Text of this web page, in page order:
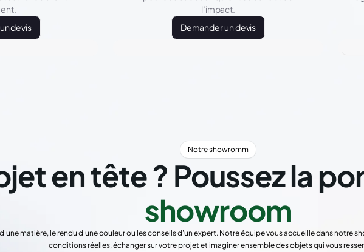
devis
l’impact.
Demander un devis
Notre showromm
en tête ? Poussez la
showroom
matière, le rendu d'une couleur ou les conseils d'un expert. Notre équipe vous accueille dans notre
conditions réelles, échanger sur votre projet et imaginer ensemble des objets qui vous